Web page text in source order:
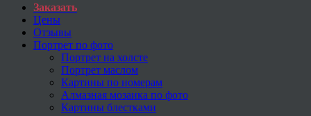
Заказать
Цены
Отзывы
Портрет по фото
Портрет на холсте
Портрет маслом
Картины по номерам
Алмазная мозаика по фото
Картины блестками